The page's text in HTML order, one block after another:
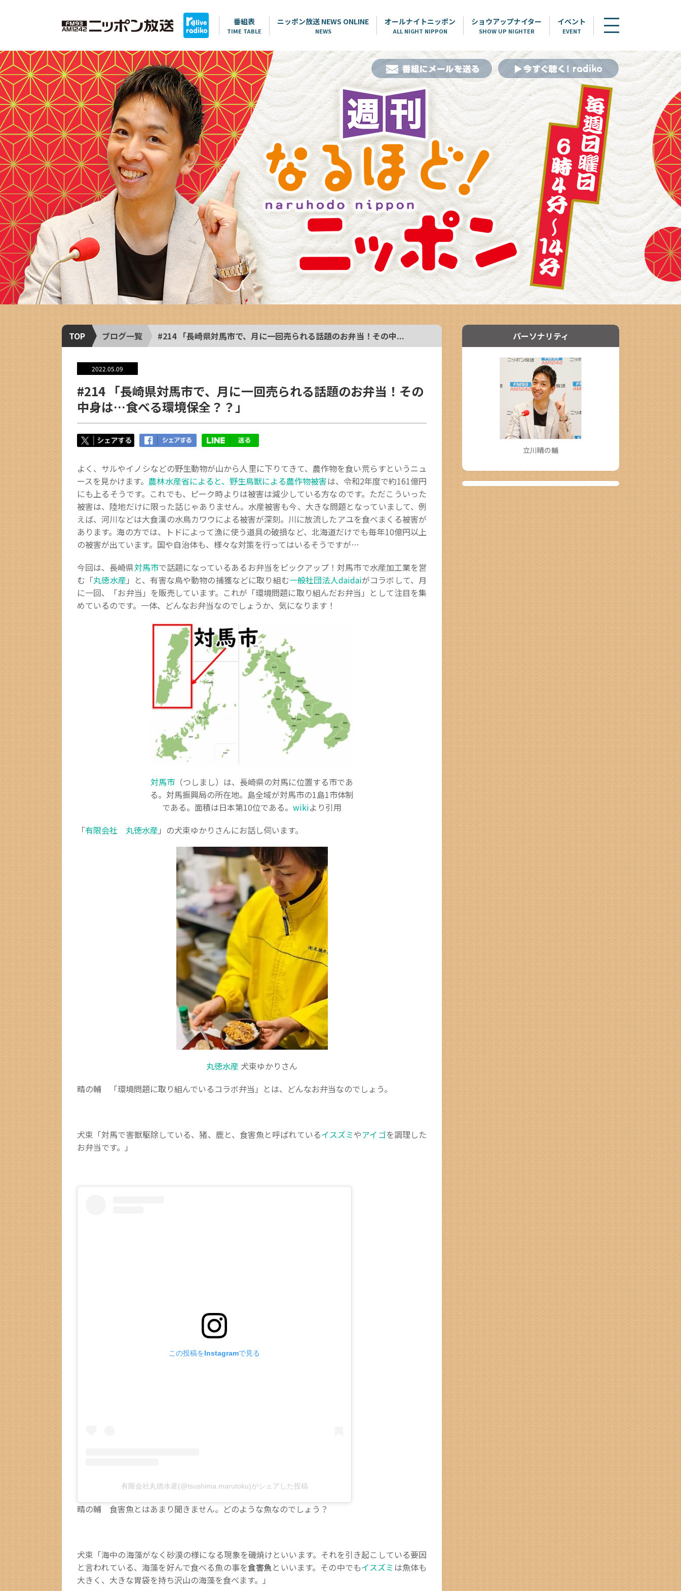
番組表
TIME TABLE
ニッポン放送 NEWS ONLINE
NEWS
オールナイトニッポン
ALL NIGHT NIPPON
ショウアップナイター
SHOW UP NIGHTER
イベント
EVENT
TOP ブログ一覧 #214 「長崎県対馬市で、月に一回売られる話題のお弁当！その中...
2022.05.09
#214 「長崎県対馬市で、月に一回売られる話題のお弁当！その
中身は…食べる環境保全？？」
よく、サルやイノシなどの野生動物が山から人里に下りてきて、農作物を食い荒らすというニュ
ースを見かけます。 農林水産省によると、野生鳥獣による農作物被害は、令和2年度で約161億円
にも上るそうです。これでも、ピーク時よりは被害は減少している方なのです。ただこういった
被害は、陸地だけに限った話じゃありません。水産被害も今、大きな問題となっていまして、例
えば、河川などは大食漢の水鳥カワウによる被害が深刻。川に放流したアユを食べまくる被害が
あります。海の方では、トドによって漁に使う道具の破損など、北海道だけでも毎年10億円以上
の被害が出ています。国や自治体も、様々な対策を行ってはいるそうですが…
今回は、長崎県対馬市で話題になっているあるお弁当をピックアップ！対馬市で水産加工業を営
む「丸徳水産 」と、有害な鳥や動物の捕獲などに取り組む一般社団法人daidaiがコラボして、月
に一回、「お弁当」を販売しています。これが「環境問題に取り組んだお弁当」として注目を集
めているのです。一体、どんなお弁当なのでしょうか、気になります！
対馬市 （つしまし）は、長崎県の対馬に位置する市であ
る。対馬振興局の所在地。島全域が対馬市の1島1市体制
である。面積は日本第10位である。 wikiより引用
「有限会社 丸徳水産 」の犬束ゆかりさんにお話し伺います。
丸徳水産 犬束ゆかりさん
晴の輔 「環境問題に取り組んでいるコラボ弁当」とは、どんなお弁当なのでしょう。
犬束「対馬で害獣駆除している、猪、鹿と、食害魚と呼ばれているイスズミやアイゴを調理した
お弁当です。」
この投稿をInstagramで見る
有限会社丸徳水産(@tsushima.marutoku)がシェアした投稿
晴の輔 食害魚とはあまり聞きません。どのような魚なのでしょう？
犬束「海中の海藻がなく砂漠の様になる現象を磯焼けといいます。それを引き起こしている要因
と言われている、海藻を好んで食べる魚の事を食害魚 といいます。その中でもイスズミ は魚体も
大きく、大きな胃袋を持ち沢山の海藻を食べます。」
パーソナリティ
立川晴の輔